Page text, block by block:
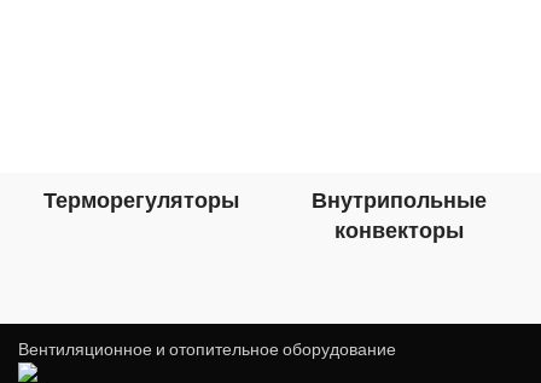
Терморегуляторы
Внутрипольные
конвекторы
Вентиляционное и отопительное оборудование